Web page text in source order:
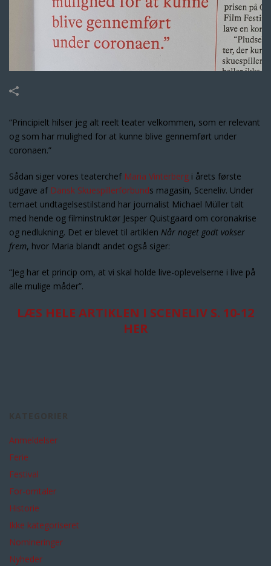
“Principielt hilser jeg alt reelt teater velkommen, som er relevant
og som har mulighed for at kunne blive gennemført under
coronaen.”
Sådan siger vores teaterchef Maria Vinterberg i årets første
udgave af Dansk Skuespillerforbunds magasin, Sceneliv. Under
temaet undtagelsestilstand har journalist Michael Müller talt
med hende og filminstruktør Jesper Quistgaard om coronakrise
og nedlukning. Det er blevet til artiklen Når noget godt vokser
frem, hvor Maria blandt andet også siger:
“Jeg har et princip om, at vi skal holde live-oplevelserne i live på
alle mulige måder”.
LÆS HELE ARTIKLEN I SCENELIV S. 10-12
HER
Anmeldelser
Ferie
Festival
For-omtaler
Historie
Ikke kategoriseret
Nomineringer
Nyheder